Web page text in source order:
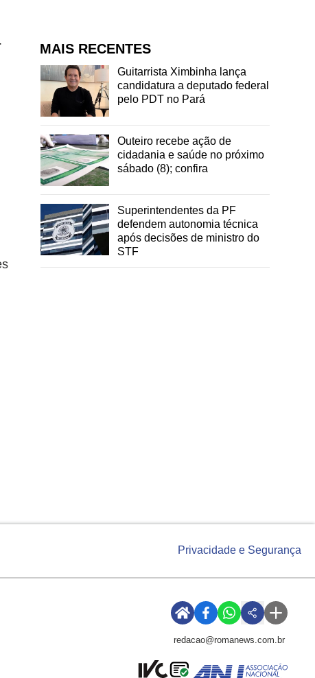
MAIS RECENTES
Guitarrista Ximbinha lança
candidatura a deputado federal
pelo PDT no Pará
Outeiro recebe ação de
cidadania e saúde no próximo
sábado (8); confira
Superintendentes da PF
defendem autonomia técnica
após decisões de ministro do
STF
Privacidade e Segurança
redacao@romanews.com.br